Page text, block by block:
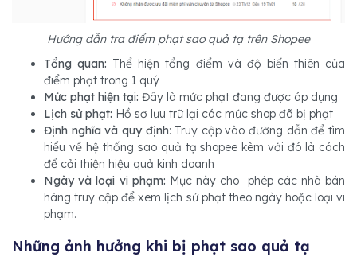
Hướng dẫn tra điểm phạt sao quả tạ trên Shopee
Tổng quan: Thể hiện tổng điểm và độ biến thiên của
điểm phạt trong 1 quý
Mức phạt hiện tại: Đây là mức phạt đang được áp dụng
Lịch sử phạt: Hồ sơ lưu trữ lại các mức shop đã bị phạt
Định nghĩa và quy định: Truy cập vào đường dẫn để tìm
hiểu về hệ thống sao quả tạ shopee kèm với đó là cách
để cải thiện hiệu quả kinh doanh
Ngày và loại vi phạm: Mục này cho phép các nhà bán
hàng truy cập để xem lịch sử phạt theo ngày hoặc loại vi
phạm.
Những ảnh hưởng khi bị phạt sao quả tạ